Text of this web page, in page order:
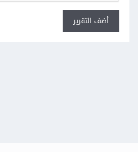
أضف التقرير